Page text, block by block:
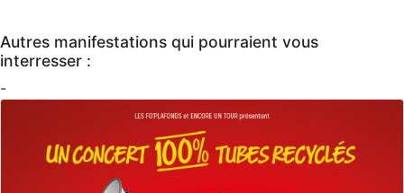
Autres manifestations qui pourraient vous
interresser :
-